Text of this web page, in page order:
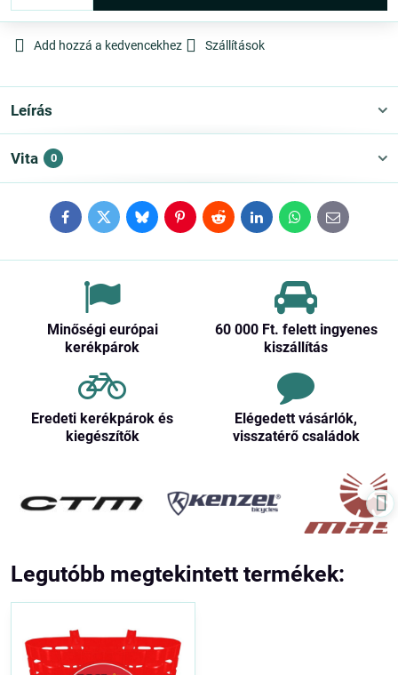
Add hozzá a kedvencekhez Szállítások
Leírás
Vita 0
FacebookTwitterBlueskyPinterestRedditLinkedInWhatsApp
E-
mail
Minőségi európai
kerékpárok
60 000 Ft​. felett ingyenes
kiszállítás
Eredeti kerékpárok és
kiegészítők
Elégedett vásárlók,
visszatérő családok
Legutóbb megtekintett termékek: